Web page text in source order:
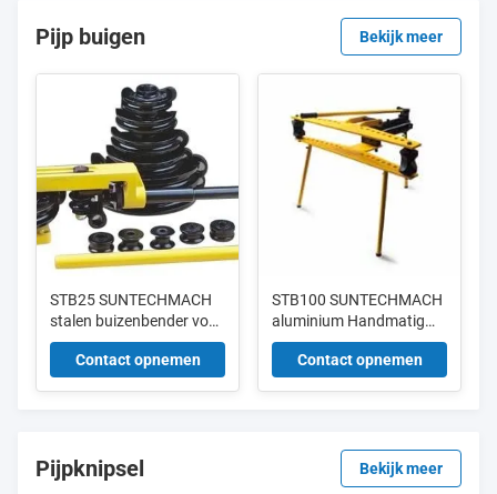
Pijp buigen Bekijk meer
STB25 SUNTECHMACH
stalen buizenbender voor
het buigen van kleine
aluminiumbuizen
Contact opnemen
STB100 SUNTECHMACH
aluminium Handmatig
type hydraulische
buizenbender 1/2 "-4"
Contact opnemen
Pijpknipsel Bekijk meer